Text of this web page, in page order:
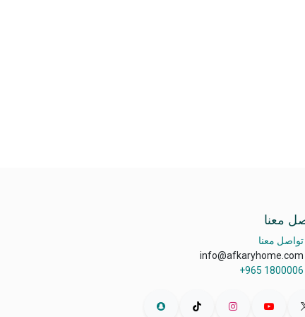
معنا
تواصل معنا
info@afkaryhome.com
+965 1800006